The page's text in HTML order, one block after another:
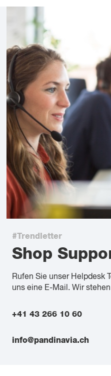
#Trendletter
Shop
Rufen Sie unser Helpdesk
uns eine E-Mail. Wir
+41 43 266 10 60
info@pandinavia.ch